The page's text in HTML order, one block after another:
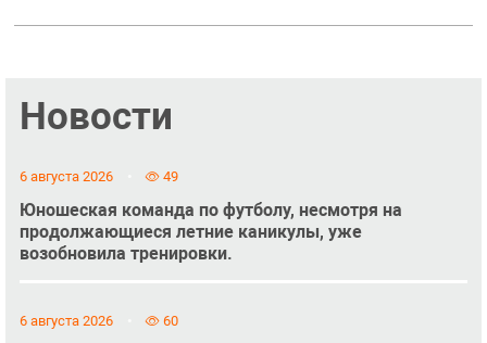
Новости
6 августа 2026 49
Юношеская команда по футболу, несмотря на
продолжающиеся летние каникулы, уже
возобновила тренировки.
6 августа 2026 60